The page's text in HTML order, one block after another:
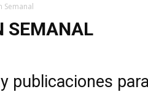
Semanal
SEMANAL
publicaciones